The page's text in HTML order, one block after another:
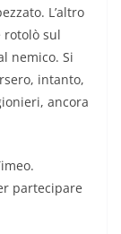
L’altro
rotolò sul
nemico. Si
intanto,
ancora
partecipare